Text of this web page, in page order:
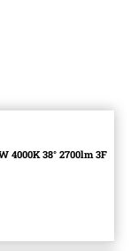
38° 2700lm 3F